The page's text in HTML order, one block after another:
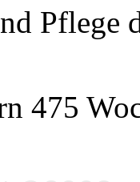
Pflege
475